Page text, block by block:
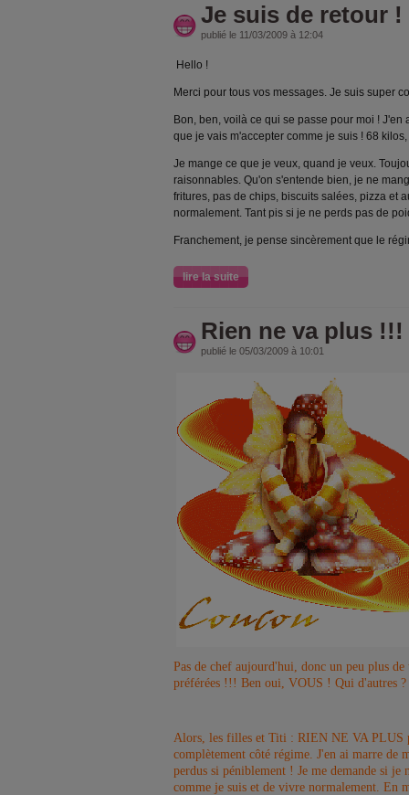
Je suis de retour !
publié le 11/03/2009 à 12:04
Hello !
Merci pour tous vos messages. Je suis super
Bon, ben, voilà ce qui se passe pour moi !
que je vais m'accepter comme je suis ! 68
Je mange ce que je veux, quand je veux.
raisonnables. Qu'on s'entende bien, je ne
fritures, pas de chips, biscuits salées, pizza et
normalement. Tant pis si je ne perds pas de
Franchement, je pense sincèrement que le
lire la suite
Rien ne va plus !!!
publié le 05/03/2009 à 10:01
Pas de chef aujourd'hui, donc un peu plus de
préférées !!! Ben oui, VOUS ! Qui d'autres ?
Alors, les filles et Titi : RIEN NE VA PLUS
complètement côté régime. J'en ai marre de
perdus si péniblement ! Je me demande si je
comme je suis et de vivre normalement. En